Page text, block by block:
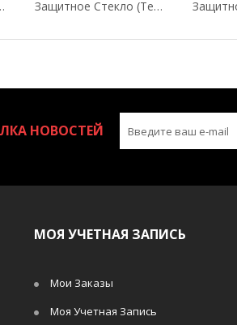
"FINE LINE"... Защитное Стекло (Tempered Glass) "FINE LINE"...
НОВОСТЕЙ
МОЯ УЧЕТНАЯ ЗАПИСЬ
Мои Заказы
Моя Учетная Запись